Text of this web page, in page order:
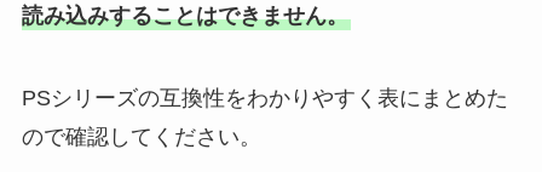
読み込みすることはできません。
PSシリーズの互換性をわかりやすく表にまとめた
ので確認してください。